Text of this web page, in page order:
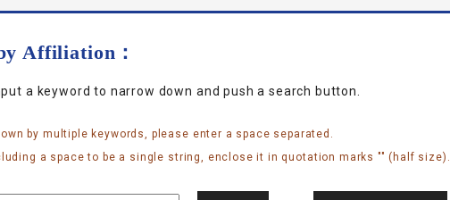
Affiliation：
a keyword to narrow down and push a search button.
by multiple keywords, please enter a space separated.
a space to be a single string, enclose it in quotation marks "" (half size).